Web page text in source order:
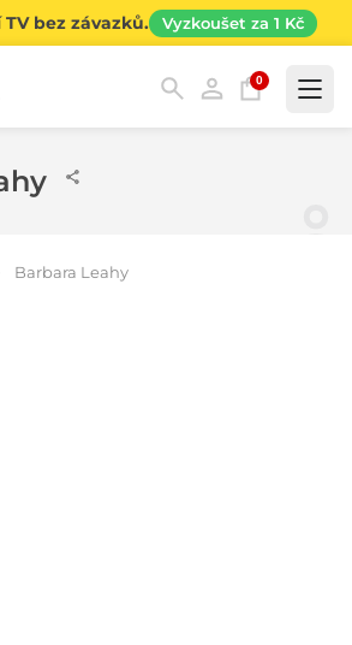
bez závazků. Vyzkoušet za 1 Kč
0
Barbara Leahy